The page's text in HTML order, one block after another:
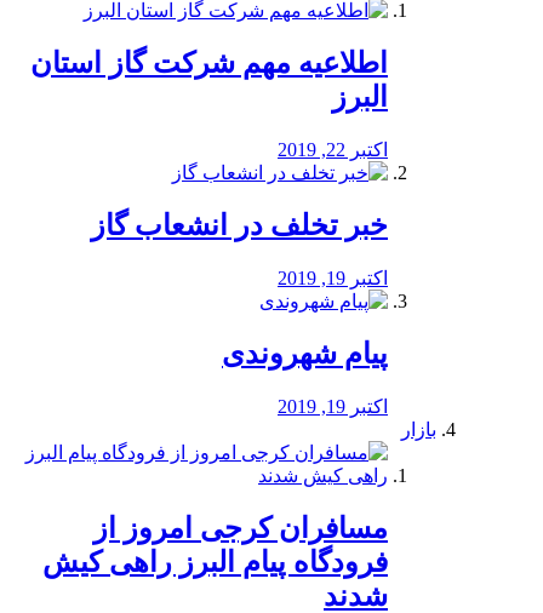
️اطلاعیه مهم شرکت گاز استان
البرز
اکتبر 22, 2019
خبر تخلف در انشعاب گاز
اکتبر 19, 2019
پیام شهروندی
اکتبر 19, 2019
بازار
مسافران کرجی امروز از
فرودگاه پیام البرز راهی کیش
شدند